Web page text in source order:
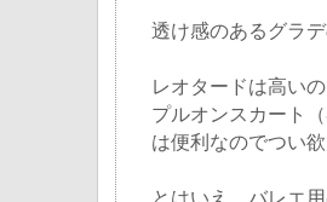
透け感のあるグラ
レオタードは高い
プルオンスカート
は便利なのでつい欲